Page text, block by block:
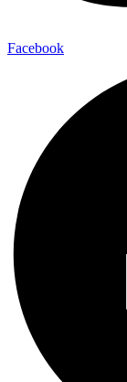
Facebook